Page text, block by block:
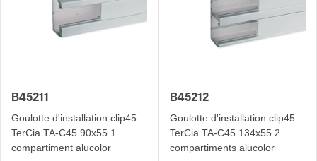
B45211
Goulotte d'installation clip45
TerCia TA-C45 90x55 1
compartiment alucolor
B45212
Goulotte d'installation clip45
TerCia TA-C45 134x55 2
compartiments alucolor